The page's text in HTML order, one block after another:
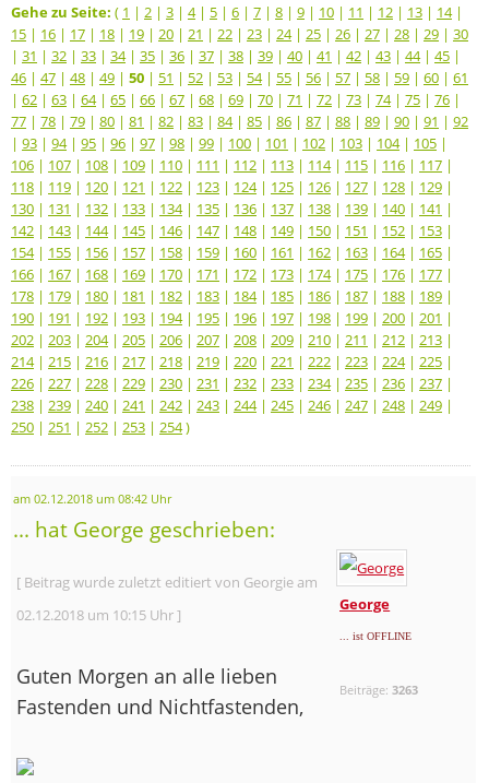
Gehe zu Seite: ( 1 | 2 | 3 | 4| 5 | 6 | 7 | 8 | 9 | 10 | 11 | 12 | 13 | 14|
15 | 16 | 17 | 18 | 19 | 20 | 21 | 22 | 23 | 24| 25 | 26 | 27 | 28 | 29 | 30
| 31 | 32 | 33 | 34| 35 | 36 | 37 | 38 | 39 | 40 | 41 | 42 | 43 | 44| 45 |
46 | 47 | 48 | 49 | 50 | 51 | 52 | 53 | 54| 55 | 56 | 57 | 58 | 59 | 60 | 61
| 62 | 63 | 64| 65 | 66 | 67 | 68 | 69 | 70 | 71 | 72 | 73 | 74| 75 | 76 |
77 | 78 | 79 | 80 | 81 | 82 | 83 | 84| 85 | 86 | 87 | 88 | 89 | 90 | 91 | 92
| 93 | 94| 95 | 96 | 97 | 98 | 99 | 100 | 101 | 102 | 103 | 104| 105 |
106 | 107 | 108 | 109 | 110 | 111 | 112 | 113 | 114| 115 | 116 | 117 |
118 | 119 | 120 | 121 | 122 | 123 | 124| 125 | 126 | 127 | 128 | 129 |
130 | 131 | 132 | 133 | 134| 135 | 136 | 137 | 138 | 139 | 140 | 141 |
142 | 143 | 144| 145 | 146 | 147 | 148 | 149 | 150 | 151 | 152 | 153 |
154| 155 | 156 | 157 | 158 | 159 | 160 | 161 | 162 | 163 | 164| 165 |
166 | 167 | 168 | 169 | 170 | 171 | 172 | 173 | 174| 175 | 176 | 177 |
178 | 179 | 180 | 181 | 182 | 183 | 184| 185 | 186 | 187 | 188 | 189 |
190 | 191 | 192 | 193 | 194| 195 | 196 | 197 | 198 | 199 | 200 | 201 |
202 | 203 | 204| 205 | 206 | 207 | 208 | 209 | 210 | 211 | 212 | 213 |
214| 215 | 216 | 217 | 218 | 219 | 220 | 221 | 222 | 223 | 224| 225 |
226 | 227 | 228 | 229 | 230 | 231 | 232 | 233 | 234| 235 | 236 | 237 |
238 | 239 | 240 | 241 | 242 | 243 | 244| 245 | 246 | 247 | 248 | 249 |
250 | 251 | 252 | 253 | 254)
am 02.12.2018 um 08:42 Uhr
... hat George geschrieben:
George
... ist OFFLINE
Beiträge:3263
[ Beitrag wurde zuletzt editiert von Georgie am
02.12.2018 um 10:15 Uhr ]
Guten Morgen an alle lieben
Fastenden und Nichtfastenden,